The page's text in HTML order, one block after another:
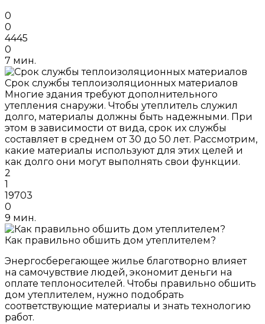
0
0
4445
0
7 мин.
Срок службы теплоизоляционных материалов
Многие здания требуют дополнительного
утепления снаружи. Чтобы утеплитель служил
долго, материалы должны быть надежными. При
этом в зависимости от вида, срок их службы
составляет в среднем от 30 до 50 лет. Рассмотрим,
какие материалы используют для этих целей и
как долго они могут выполнять свои функции.
2
1
19703
0
9 мин.
Как правильно обшить дом утеплителем?
Энергосберегающее жилье благотворно влияет
на самочувствие людей, экономит деньги на
оплате теплоносителей. Чтобы правильно обшить
дом утеплителем, нужно подобрать
соответствующие материалы и знать технологию
работ.